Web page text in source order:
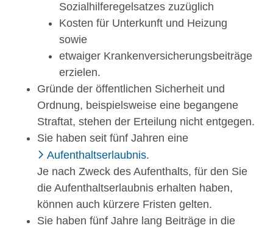
Sozialhilferegelsatzes zuzüglich
Kosten für Unterkunft und Heizung
sowie
etwaiger Krankenversicherungsbeiträge
erzielen.
Gründe der öffentlichen Sicherheit und
Ordnung, beispielsweise eine begangene
Straftat, stehen der Erteilung nicht entgegen.
Sie haben seit fünf Jahren eine
Aufenthaltserlaubnis.
Je nach Zweck des Aufenthalts, für den Sie
die Aufenthaltserlaubnis erhalten haben,
können auch kürzere Fristen gelten.
Sie haben fünf Jahre lang Beiträge in die